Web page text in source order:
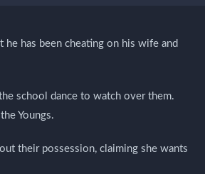
he has been cheating on his wife and
school dance to watch over them.
Youngs.
their possession, claiming she wants